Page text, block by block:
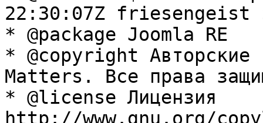
22:30:07Z friesengeist
* @package Joomla RE
* @copyright Авторские
Matters. Все права
* @license Лицензия
http://www.gnu.org/